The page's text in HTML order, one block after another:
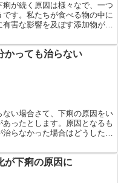
が続く原因は様々なで、一つ
す。私たちが食べる物の中に
害な影響を及ぼす添加物が食
かっても治らない
い場合さて、下痢の原因をい
ったとします。原因となるも
らなかった場合はどうしたら
が下痢の原因に